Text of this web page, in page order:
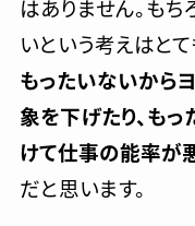
はありません。も
いという考えはとて
もったいないから
象を下げたり、も
けて仕事の能率が
だと思います。